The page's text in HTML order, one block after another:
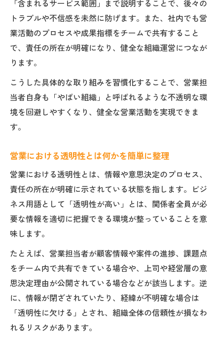
営業組織の健全性を見抜く透明性のポイン
ト
営業職が注目すべき透明性のサイン
営業現場で透明性欠如を見極める方法
情報の透明性が営業にもたらす効果
営業活動における情報の透明性が与える影
響
営業で情報の透明性を高めるメリット
営業職の成果を支える情報の透明性とは
やばい組織を避けるための実践チェック
営業で透明性に欠ける組織の特徴を見抜く
営業職が注意したいやばい組織の兆候
営業活動でやばい組織を見極める方法
営業で遭遇しやすい透明性欠如のサイン
透明性を確保する営業現場の具体策
営業で透明性を確保するための実践ポイン
ト
営業現場で透明性を高めるコミュニケーシ
「含まれるサービス範囲」まで説明することで、後々の
トラブルや不信感を未然に防げます。また、社内でも営
業活動のプロセスや成果指標をチームで共有すること
で、責任の所在が明確になり、健全な組織運営につなが
ります。
こうした具体的な取り組みを習慣化することで、営業担
当者自身も「やばい組織」と呼ばれるような不透明な環
境を回避しやすくなり、健全な営業活動を実現できま
す。
営業における透明性とは何かを簡単に整理
営業における透明性とは、情報や意思決定のプロセス、
責任の所在が明確に示されている状態を指します。ビジ
ネス用語として「透明性が高い」とは、関係者全員が必
要な情報を適切に把握できる環境が整っていることを意
味します。
たとえば、営業担当者が顧客情報や案件の進捗、課題点
をチーム内で共有できている場合や、上司や経営層の意
思決定理由が公開されている場合などが該当します。逆
に、情報が閉ざされていたり、経緯が不明確な場合は
「透明性に欠ける」とされ、組織全体の信頼性が損なわ
れるリスクがあります。